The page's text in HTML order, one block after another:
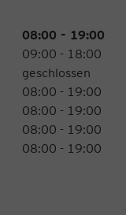
08:00 - 19:00
09:00 - 18:00
geschlossen
08:00 - 19:00
08:00 - 19:00
08:00 - 19:00
08:00 - 19:00